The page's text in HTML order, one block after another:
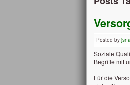
Posted by
Soziale
Begriffe mit
Für die